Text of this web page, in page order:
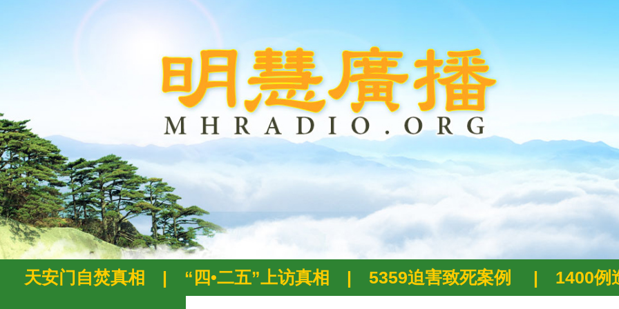
天安门自焚真相 | “四•二五”上访真相 | 5359迫害致死案例 | 1400例